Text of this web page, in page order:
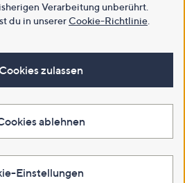
Verarbeitung unberührt.
du in unsererCookie-Richtlinie
zulassen
ablehnen
Einstellungen